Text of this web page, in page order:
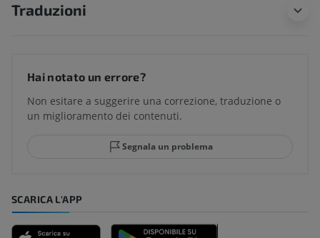
Traduzioni
Hai notato un errore?
Non esitare a suggerire una correzione, traduzione o
un miglioramento dei contenuti.
Segnala un problema
SCARICA L'APP